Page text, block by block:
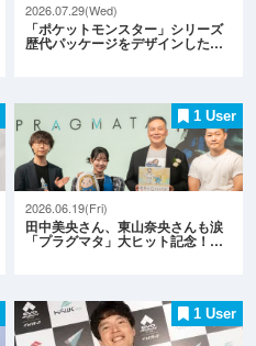
2026.07.29(Wed)
「ポケットモンスター」シリーズ
歴代パッケージをデザインした…
1 User
2026.06.19(Fri)
田中美央さん、東山奈央さんも涙
「プラグマタ」大ヒット記念！…
1 User